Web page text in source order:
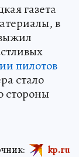
газета
в
пилотов
стало
стороны
kp.ru